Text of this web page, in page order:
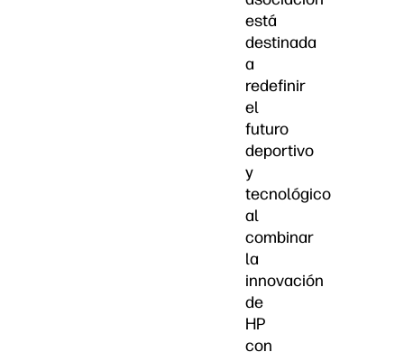
está
destinada
a
redefinir
el
futuro
deportivo
y
tecnológico
al
combinar
la
innovación
de
HP
con